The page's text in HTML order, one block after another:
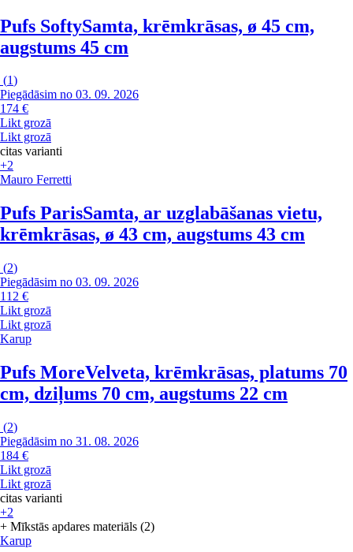
Pufs SoftySamta, krēmkrāsas, ø 45 cm,
augstums 45 cm
(1)
Piegādāsim no 03. 09. 2026
174 €
Likt grozā
Likt grozā
citas varianti
+2
Mauro Ferretti
Pufs ParisSamta, ar uzglabāšanas vietu,
krēmkrāsas, ø 43 cm, augstums 43 cm
(2)
Piegādāsim no 03. 09. 2026
112 €
Likt grozā
Likt grozā
Karup
Pufs MoreVelveta, krēmkrāsas, platums 70
cm, dziļums 70 cm, augstums 22 cm
(2)
Piegādāsim no 31. 08. 2026
184 €
Likt grozā
Likt grozā
citas varianti
+2
+ Mīkstās apdares materiāls (2)
Karup